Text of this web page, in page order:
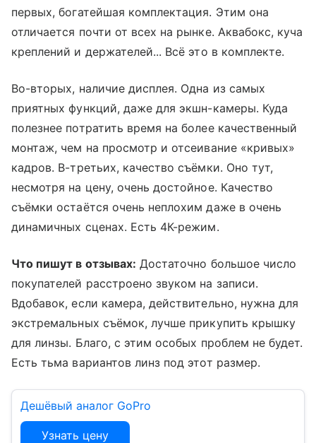
первых, богатейшая комплектация. Этим она
отличается почти от всех на рынке. Аквабокс, куча
креплений и держателей... Всё это в комплекте.
Во-вторых, наличие дисплея. Одна из самых
приятных функций, даже для экшн-камеры. Куда
полезнее потратить время на более качественный
монтаж, чем на просмотр и отсеивание «кривых»
кадров. В-третьих, качество съёмки. Оно тут,
несмотря на цену, очень достойное. Качество
съёмки остаётся очень неплохим даже в очень
динамичных сценах. Есть 4К-режим.
Что пишут в отзывах: Достаточно большое число
покупателей расстроено звуком на записи.
Вдобавок, если камера, действительно, нужна для
экстремальных съёмок, лучше прикупить крышку
для линзы. Благо, с этим особых проблем не будет.
Есть тьма вариантов линз под этот размер.
Дешёвый аналог GoPro
Узнать цену